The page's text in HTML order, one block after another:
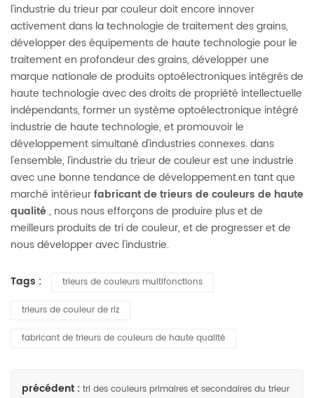
l'industrie du trieur par couleur doit encore innover
activement dans la technologie de traitement des grains,
développer des équipements de haute technologie pour le
traitement en profondeur des grains, développer une
marque nationale de produits optoélectroniques intégrés de
haute technologie avec des droits de propriété intellectuelle
indépendants, former un système optoélectronique intégré
industrie de haute technologie, et promouvoir le
développement simultané d'industries connexes. dans
l'ensemble, l'industrie du trieur de couleur est une industrie
avec une bonne tendance de développement.en tant que
marché intérieurfabricant de trieurs de couleurs de haute
qualité, nous nous efforçons de produire plus et de
meilleurs produits de tri de couleur, et de progresser et de
nous développer avec l'industrie.
Tags : trieurs de couleurs multifonctions
trieurs de couleur de riz
fabricant de trieurs de couleurs de haute qualité
précédent : tri des couleurs primaires et secondaires du trieur